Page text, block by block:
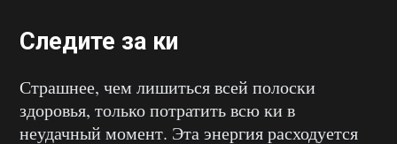
Следите за ки
Страшнее, чем лишиться всей полоски
здоровья, только потратить всю ки в
неудачный момент. Эта энергия расходуется